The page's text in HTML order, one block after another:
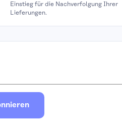
Einstieg für die Nachverfolgung Ihrer
Lieferungen.